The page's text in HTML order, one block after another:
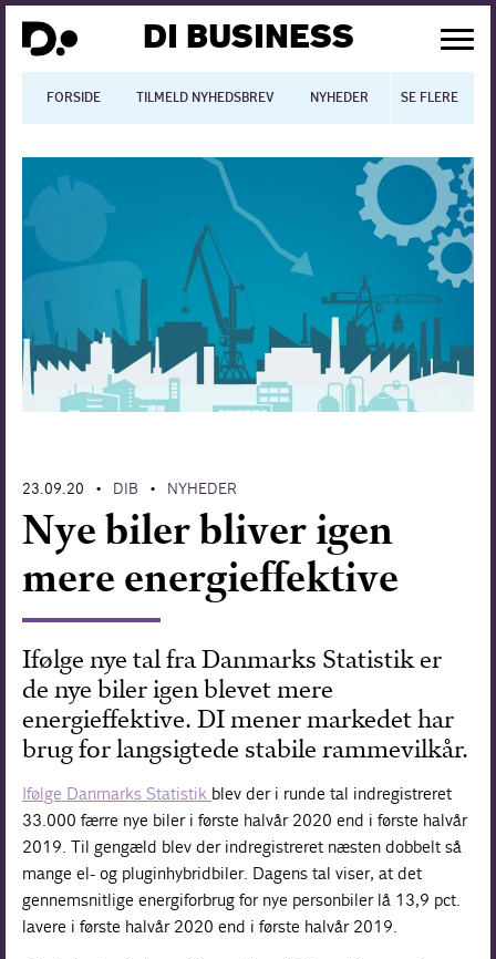
DI BUSINESS
FORSIDE TILMELD NYHEDSBREV NYHEDER BLOGS
SE FLERE
Dansk økonomi
Digitalisering
International økonomi
Arbejdsmiljø
Arbejdsmarkedet
Europapolitik
Forskning
23.09.20 • DIB • NYHEDER
Nye biler bliver igen
mere energieffektive
Ifølge nye tal fra Danmarks Statistik er
de nye biler igen blevet mere
energieffektive. DI mener markedet har
brug for langsigtede stabile rammevilkår.
Ifølge Danmarks Statistik blev der i runde tal indregistreret
33.000 færre nye biler i første halvår 2020 end i første halvår
2019. Til gengæld blev der indregistreret næsten dobbelt så
mange el- og pluginhybridbiler. Dagens tal viser, at det
gennemsnitlige energiforbrug for nye personbiler lå 13,9 pct.
lavere i første halvår 2020 end i første halvår 2019.